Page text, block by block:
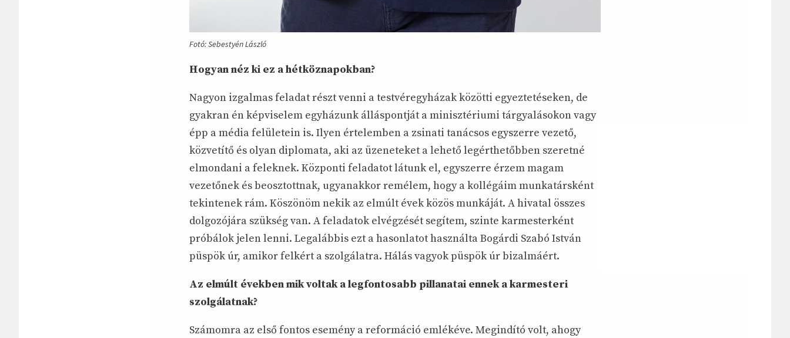
Fotó: Sebestyén László
Hogyan néz ki ez a hétköznapokban?
Nagyon izgalmas feladat részt venni a testvéregyházak közötti egyeztetéseken, de
gyakran én képviselem egyházunk álláspontját a minisztériumi tárgyalásokon vagy
épp a média felületein is. Ilyen értelemben a zsinati tanácsos egyszerre vezető,
közvetítő és olyan diplomata, aki az üzeneteket a lehető legérthetőbben szeretné
elmondani a feleknek. Központi feladatot látunk el, egyszerre érzem magam
vezetőnek és beosztottnak, ugyanakkor remélem, hogy a kollégáim munkatársként
tekintenek rám. Köszönöm nekik az elmúlt évek közös munkáját. A hivatal összes
dolgozójára szükség van. A feladatok elvégzését segítem, szinte karmesterként
próbálok jelen lenni. Legalábbis ezt a hasonlatot használta Bogárdi Szabó István
püspök úr, amikor felkért a szolgálatra. Hálás vagyok püspök úr bizalmáért.
Az elmúlt években mik voltak a legfontosabb pillanatai ennek a karmesteri
szolgálatnak?
Számomra az első fontos esemény a reformáció emlékéve. Megindító volt, ahogy